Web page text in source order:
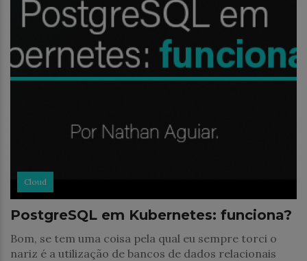
Cloud
PostgreSQL em Kubernetes: funciona?
Bom, se tem uma coisa pela qual eu sempre torci o
nariz é a utilização de bancos de dados relacionais